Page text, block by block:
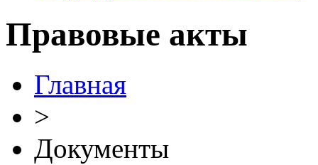
Правовые акты
Главная
>
Документы